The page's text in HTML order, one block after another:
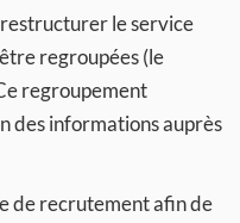
le service
regroupées (le
regroupement
des informations auprès
de recrutement afin de